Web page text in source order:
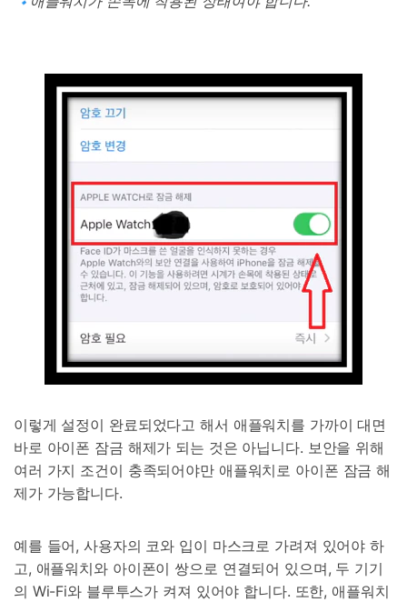
이렇게 설정이 완료되었다고 해서 애플워치를 가까이 대면
바로 아이폰 잠금 해제가 되는 것은 아닙니다. 보안을 위해
여러 가지 조건이 충족되어야만 애플워치로 아이폰 잠금 해
제가 가능합니다.
예를 들어, 사용자의 코와 입이 마스크로 가려져 있어야 하
고, 애플워치와 아이폰이 쌍으로 연결되어 있으며, 두 기기
의 Wi-Fi와 블루투스가 켜져 있어야 합니다. 또한, 애플워치